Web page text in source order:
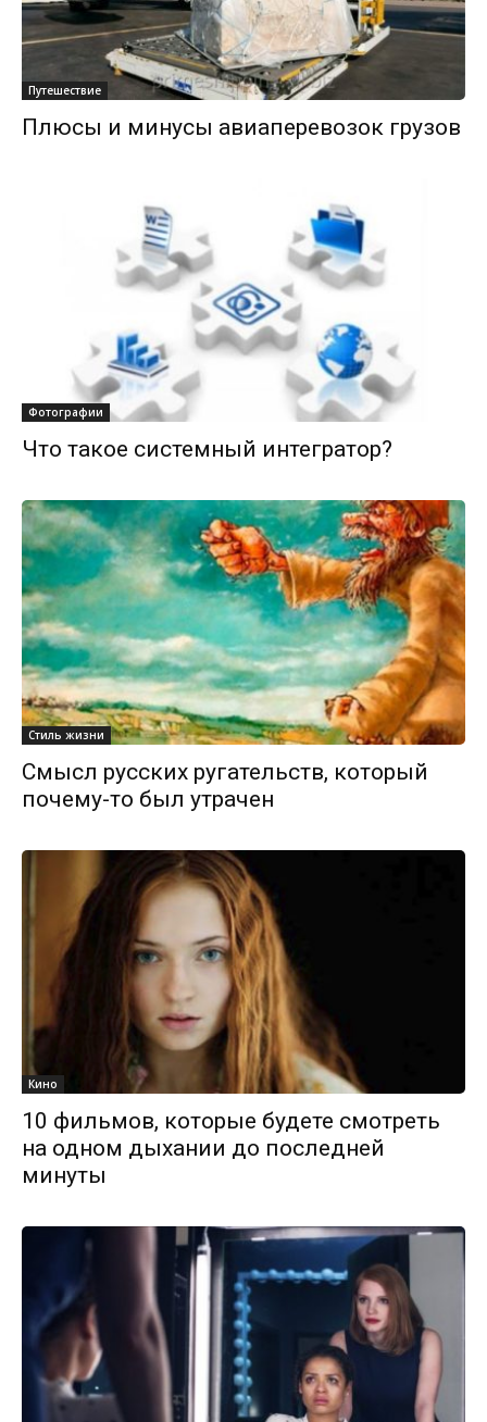
Путешествие
Плюсы и минусы авиаперевозок грузов
Фотографии
Что такое системный интегратор?
Стиль жизни
Смысл русских ругательств, который
почему-то был утрачен
Кино
10 фильмов, которые будете смотреть
на одном дыхании до последней
минуты